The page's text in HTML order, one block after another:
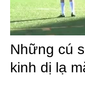
Những cú
kinh dị lạ